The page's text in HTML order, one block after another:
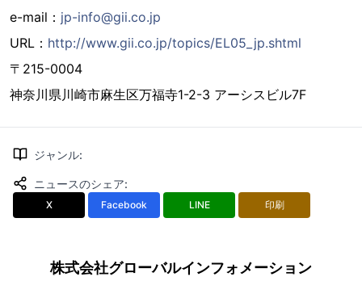
e-mail： jp-info@gii.co.jp
URL： http://www.gii.co.jp/topics/EL05_jp.shtml
〒215-0004
神奈川県川崎市麻生区万福寺1-2-3 アーシスビル7F
ジャンル:
ニュースのシェア:
X Facebook LINE 印刷
株式会社グローバルインフォメーション